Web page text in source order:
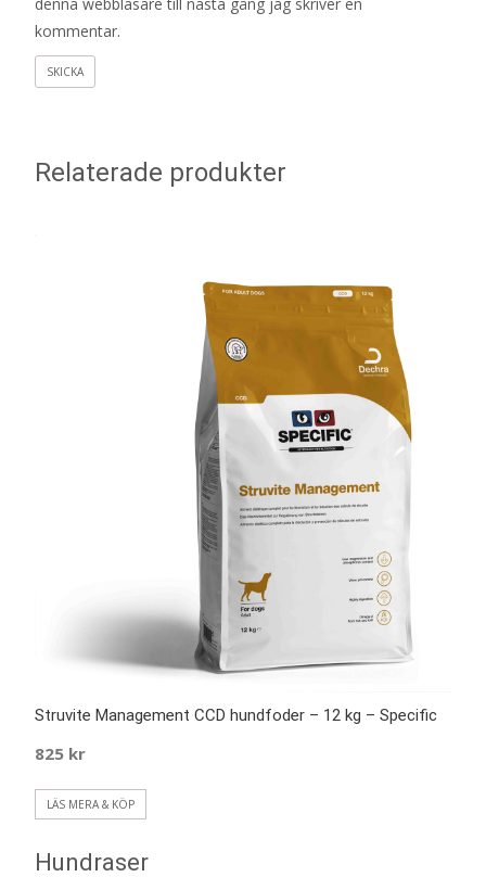
kommentar.
Relaterade produkter
Struvite Management CCD hundfoder – 12 kg – Specific
825 kr
LÄS MERA & KÖP
Hundraser